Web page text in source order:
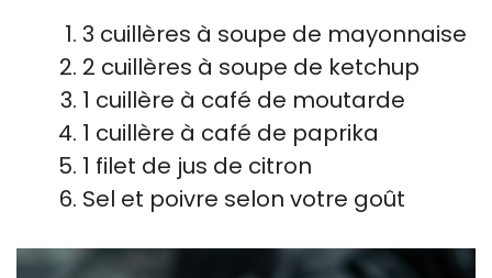
3 cuillères à soupe de mayonnaise
2 cuillères à soupe de ketchup
1 cuillère à café de moutarde
1 cuillère à café de paprika
1 filet de jus de citron
Sel et poivre selon votre goût